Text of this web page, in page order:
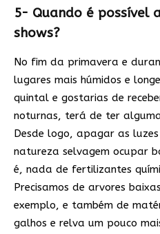
5- Quando é possível
shows?
No fim da primavera e
lugares mais húmidos e
quintal e gostarias de
noturnas, terá de ter
Desde logo, apagar as
natureza selvagem ocupar
é, nada de fertilizantes
Precisamos de arvores
exemplo, e também de
galhos e relva um pouco